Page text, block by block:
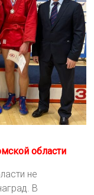
области
не
В